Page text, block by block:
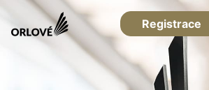
Registrace